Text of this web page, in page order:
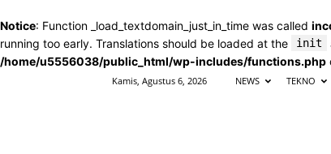
Notice: Function _load_textdomain_just_in_time was called
running too early. Translations should be loaded at the
init
/home/u5556038/public_html/wp-includes/functions.php
Kamis, Agustus 6, 2026 NEWS TEKNO